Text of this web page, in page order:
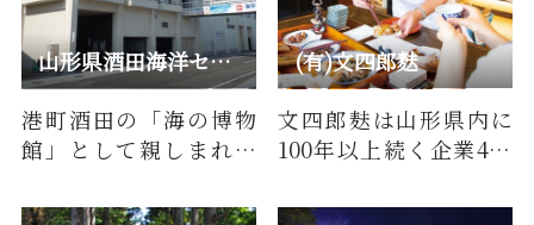
山形県酒田海洋センター
港町酒田の「海の博物
館」として親しまれて
は、海運・税関・航
(有)文四郎麩
文四郎麸は山形県内に
100年以上続く企業400
麸一筋の老舗です。山形